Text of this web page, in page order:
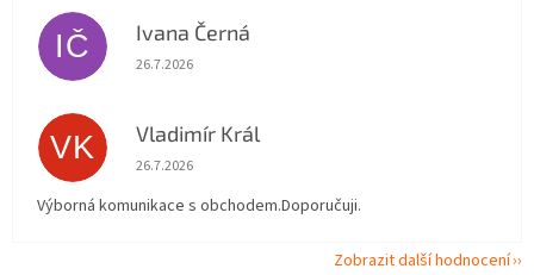
IČ Ivana Černá
Hodnocení obchodu je 5 z 5 hvězdiček.
26.7.2026
VK Vladimír Král
Hodnocení obchodu je 5 z 5 hvězdiček.
26.7.2026
Výborná komunikace s obchodem.Doporučuji.
Zobrazit další hodnocení